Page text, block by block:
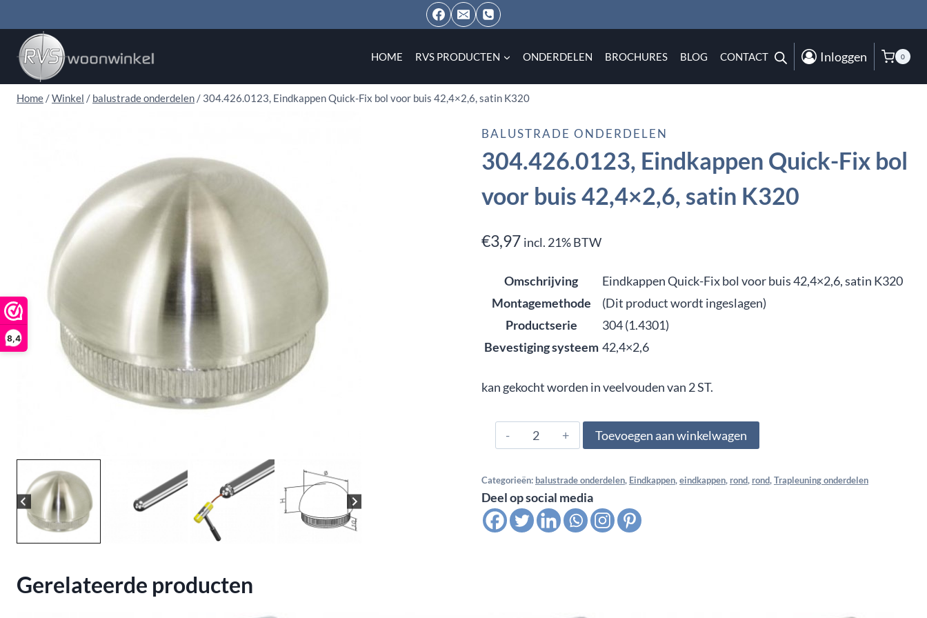
8,4
naar
inhoud
HOME RVS PRODUCTEN ONDERDELEN BROCHURES BLOG CONTACT Inloggen 0
Home /Winkel / balustrade onderdelen / 304.426.0123, Eindkappen Quick-Fix bol voor buis 42,4×2,6, satin K320
BALUSTRADE ONDERDELEN
304.426.0123, Eindkappen Quick-Fix bol
voor buis 42,4×2,6, satin K320
€3,97 incl. 21% BTW
Omschrijving
Eindkappen Quick-Fix bol voor buis 42,4×2,6, satin K320
Montagemethode
(Dit product wordt ingeslagen)
Productserie
304 (1.4301)
Bevestiging systeem 42,4×2,6
kan gekocht worden in veelvouden van 2 ST.
304.426.0123,
Eindkappen
Fix
bol
voor
Toevoegen aan winkelwagen
Categorieën: balustrade onderdelen, Eindkappen, eindkappen, rond, rond, Trapleuning onderdelen
Deel op social media
Gerelateerde producten